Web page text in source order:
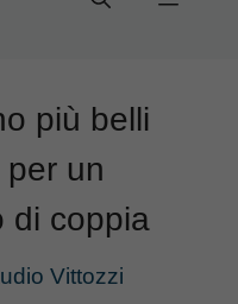
più belli
per un
di coppia
Vittozzi